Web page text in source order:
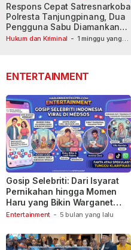
Hukum dan Kriminal - 1 minggu yang
Respons Cepat Satresnarkoba
Polresta Tanjungpinang, Dua
Pengguna Sabu Diamankan
Usai Dilaporkan ke Call Center
ENTERTAINMENT
Entertainment - 5 bulan yang lalu
Gosip Selebriti: Dari Isyarat
Pernikahan hingga Momen
Haru yang Bikin Warganet
Berspekulasi